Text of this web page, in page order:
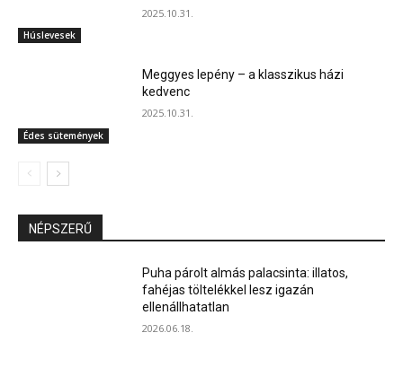
Húslevesek
2025.10.31.
Édes sütemények
Meggyes lepény – a klasszikus házi
kedvenc
2025.10.31.
NÉPSZERŰ
Puha párolt almás palacsinta: illatos,
fahéjas töltelékkel lesz igazán
ellenállhatatlan
2026.06.18.